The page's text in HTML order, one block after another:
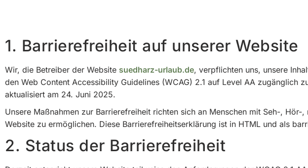
1. Barrierefreiheit auf unserer Website
Wir, die Betreiber der Website suedharz-urlaub.de, verpflichten uns, unsere
den Web Content Accessibility Guidelines (WCAG) 2.1 auf Level AA zugänglich
aktualisiert am 24. Juni 2025.
Unsere Maßnahmen zur Barrierefreiheit richten sich an Menschen mit Seh-,
Website zu ermöglichen. Diese Barrierefreiheitserklärung ist in HTML und als
2. Status der Barrierefreiheit